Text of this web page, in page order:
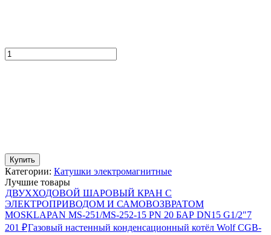
Купить
Категории: Катушки электромагнитные
Лучшие товары
ДВУХХОДОВОЙ ШАРОВЫЙ КРАН С
ЭЛЕКТРОПРИВОДОМ И САМОВОЗВРАТОМ
MOSKLAPAN MS-251/MS-252-15 PN 20 БАР DN15 G1/2"7
201 ₽Газовый настенный конденсационный котёл Wolf CGB-